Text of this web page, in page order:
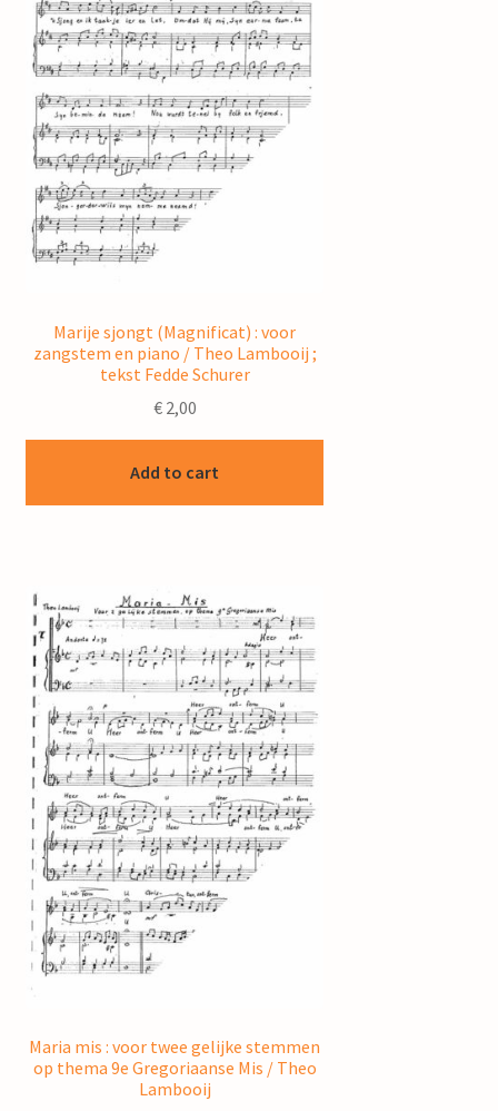
Marije sjongt (Magnificat) : voor
zangstem en piano / Theo Lambooij ;
tekst Fedde Schurer
€2,00
Add to cart
Maria mis : voor twee gelijke stemmen
op thema 9e Gregoriaanse Mis / Theo
Lambooij